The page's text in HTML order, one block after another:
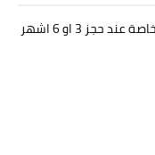
لحجز الاعلانات البنرات والجيست بوست اسعار خاصة عند حجز 3 او 6 اشهر